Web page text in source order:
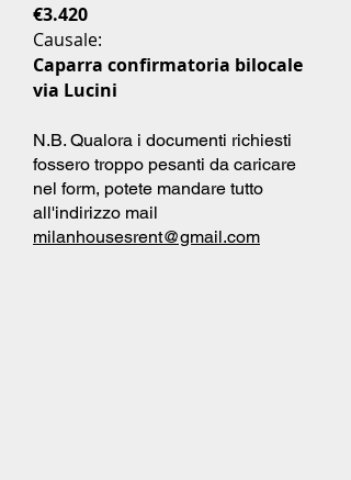
€3.420
Causale:
Caparra confirmatoria bilocale
via Lucini
N.B. Qualora i documenti richiesti
fossero troppo pesanti da caricare
nel form, potete mandare tutto
all'indirizzo mail
milanhousesrent@gmail.com